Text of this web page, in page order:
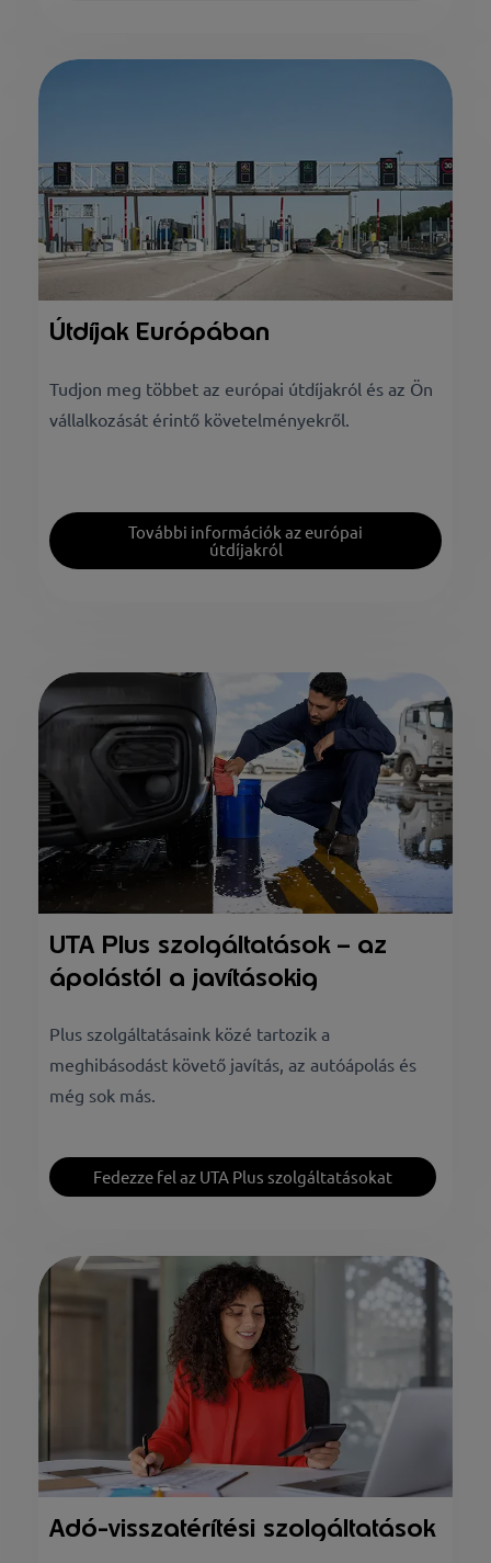
Útdíjak Európában
Tudjon meg többet az európai útdíjakról és az Ön
vállalkozását érintő követelményekről.
További információk az európai
útdíjakról
UTA Plus szolgáltatások – az
ápolástól a javításokig
Plus szolgáltatásaink közé tartozik a
meghibásodást követő javítás, az autóápolás és
még sok más.
Fedezze fel az UTA Plus szolgáltatásokat
Adó-visszatérítési szolgáltatások